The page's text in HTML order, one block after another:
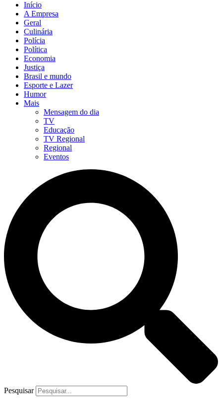
Início
A Empresa
Geral
Culinária
Polícia
Política
Economia
Justiça
Brasil e mundo
Esporte e Lazer
Humor
Mais
Mensagem do dia
TV
Educação
TV Regional
Regional
Eventos
Pesquisar